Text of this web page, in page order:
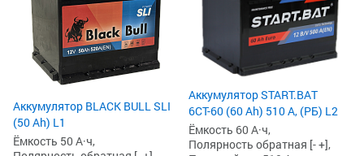
Аккумулятор BLACK BULL SLI
(50 Ah) L1
Ёмкость 50 А·ч,
Аккумулятор START.BAT
6СТ-60 (60 Ah) 510 А, (РБ) L2
Ёмкость 60 А·ч,
Полярность обратная [- +],